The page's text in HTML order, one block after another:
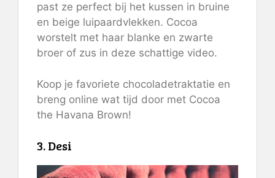
past ze perfect bij het kussen in bruine
en beige luipaardvlekken. Cocoa
worstelt met haar blanke en zwarte
broer of zus in deze schattige video.
Koop je favoriete chocoladetraktatie en
breng online wat tijd door met Cocoa
the Havana Brown!
3. Desi